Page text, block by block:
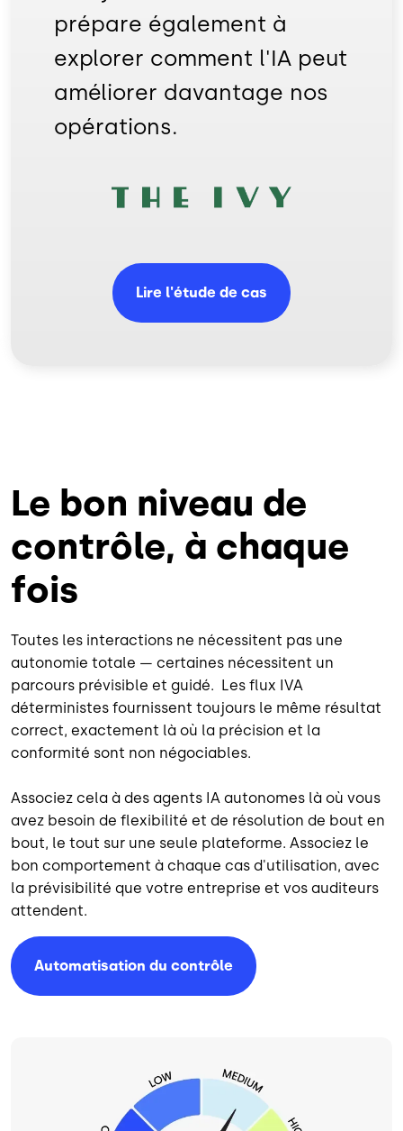
prépare également à
explorer comment l'IA peut
améliorer davantage nos
opérations.
Lire l'étude de cas
Le bon niveau de
contrôle, à chaque
fois
Toutes les interactions ne nécessitent pas une
autonomie totale — certaines nécessitent un
parcours prévisible et guidé. Les flux IVA
déterministes fournissent toujours le même résultat
correct, exactement là où la précision et la
conformité sont non négociables.
Associez cela à des agents IA autonomes là où vous
avez besoin de flexibilité et de résolution de bout en
bout, le tout sur une seule plateforme. Associez le
bon comportement à chaque cas d'utilisation, avec
la prévisibilité que votre entreprise et vos auditeurs
attendent.
Automatisation du contrôle